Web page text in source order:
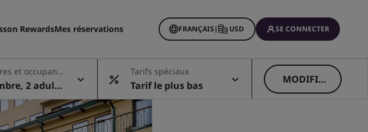
RewardsMes réservations FRANÇAIS| USD SE CONNECTER
et occupant
2 adulte
Tarifs spéciaux
Tarif le plus bas
MODIFIE
R